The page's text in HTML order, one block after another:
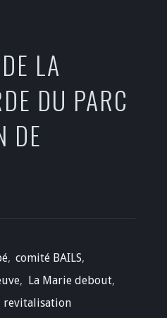
LA
DU PARC
DE
, comité BAILS,
, La Marie debout,
revitalisation